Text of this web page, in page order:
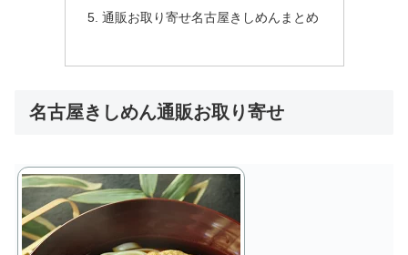
通販お取り寄せ名古屋きしめんまとめ
名古屋きしめん通販お取り寄せ